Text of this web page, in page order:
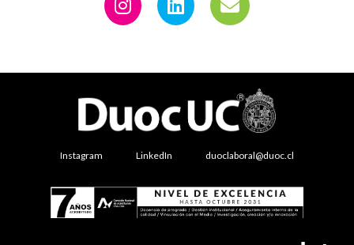
Instagram LinkedIn duoclaboral@duoc.cl